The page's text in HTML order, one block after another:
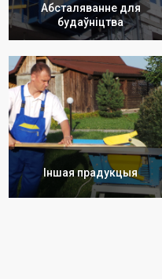
Абсталяванне для
будаўніцтва
Іншая прадукцыя